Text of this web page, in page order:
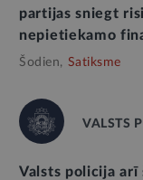
partijas sniegt
nepietiekamo
Šodien, Satiksme
VALSTS
Valsts policija arī